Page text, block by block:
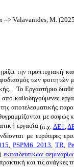
--> Valavanides, M.
την προπτυχιακή
των φοιτητών
Το Εργαστήριο
καθοδηγούμενες
αποτελεσματικής
με σαφώς
εργασία(π.χ. ΔΕ1,
με ευρύτερες
,PSPM6_2013,TR,
εκπαιδευτικών
και τις